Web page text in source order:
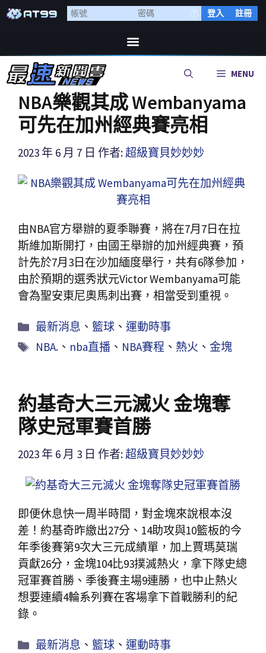
登入 註冊
MENU
NBA樂觀其成 Wembanyama
可先在加州經典賽亮相
2023 年 6 月 7 日 作者: 超級寶貝妙妙妙
由NBA官方舉辦的夏季聯賽，將在7月7日在拉
斯維加斯開打，由國王舉辦的加州經典賽，預
計先於7月3日在沙加緬度舉行，共有6隊參加，
由於預期的選秀狀元Victor Wembanyama可能
會為聖安東尼奧馬刺出賽，相當受到重視。
最新消息 、 籃球 、運動時事
NBA. 、 nba直播 、 NBA賽程 、 熱火 、金塊
約基奇大三元滅火 金塊奪
隊史冠軍賽首勝
2023 年 6 月 3 日 作者: 超級寶貝妙妙妙
即便休息快一周半時間，對金塊來說根本沒
差！約基奇昨繳出27分、14助攻與10籃板的今
年季後賽第9次大三元成績單，加上賈瑪莫瑞
貢獻26分，金塊104比93撲滅熱火，拿下隊史總
冠軍賽首勝、季後賽主場9連勝，也中止熱火
想要連續4輪系列賽在客場拿下首戰勝利的紀
錄。
最新消息 、 籃球 、運動時事